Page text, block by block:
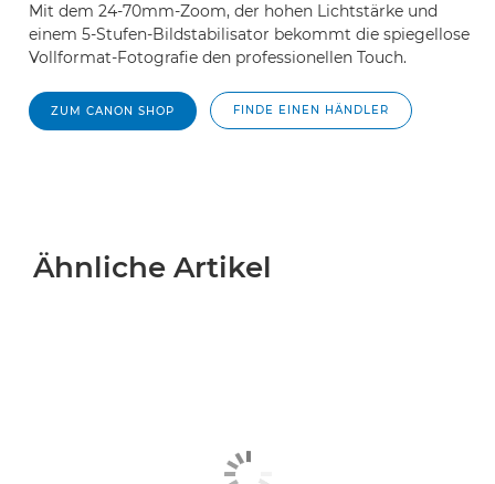
Mit dem 24-70mm-Zoom, der hohen Lichtstärke und
einem 5-Stufen-Bildstabilisator bekommt die spiegellose
Vollformat-Fotografie den professionellen Touch.
ZUM CANON SHOP FINDE EINEN HÄNDLER
Ähnliche Artikel